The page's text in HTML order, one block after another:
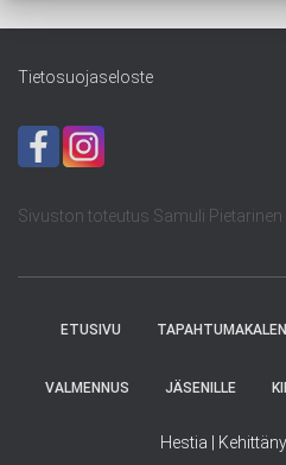
Tietosuojaseloste
Sivuston toteutus Samuli Pietarinen
ETUSIVU
VALMENNUS JÄSENILLE
Hestia |